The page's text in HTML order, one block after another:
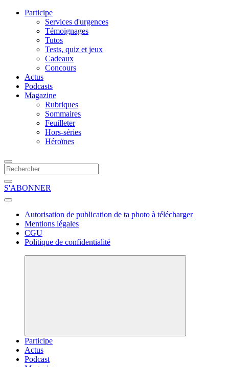
Participe
Services d'urgences
Témoignages
Tutos
Tests, quiz et jeux
Cadeaux
Concours
Actus
Podcasts
Magazine
Rubriques
Sommaires
Feuilleter
Hors-séries
Héroïnes
S'ABONNER
Autorisation de publication de ta photo à télécharger
Mentions légales
CGU
Politique de confidentialité
Participe
Actus
Podcast